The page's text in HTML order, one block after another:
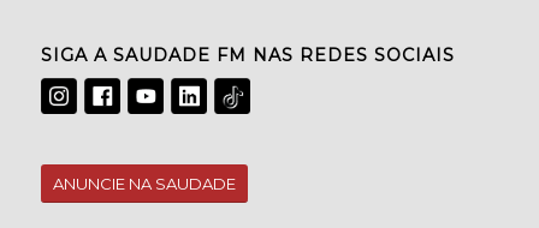
SIGA A SAUDADE FM NAS REDES SOCIAIS
ANUNCIE NA SAUDADE